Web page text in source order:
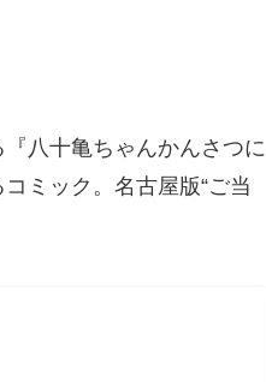
八十亀ちゃんかんさつに
ミック。名古屋版“ご当